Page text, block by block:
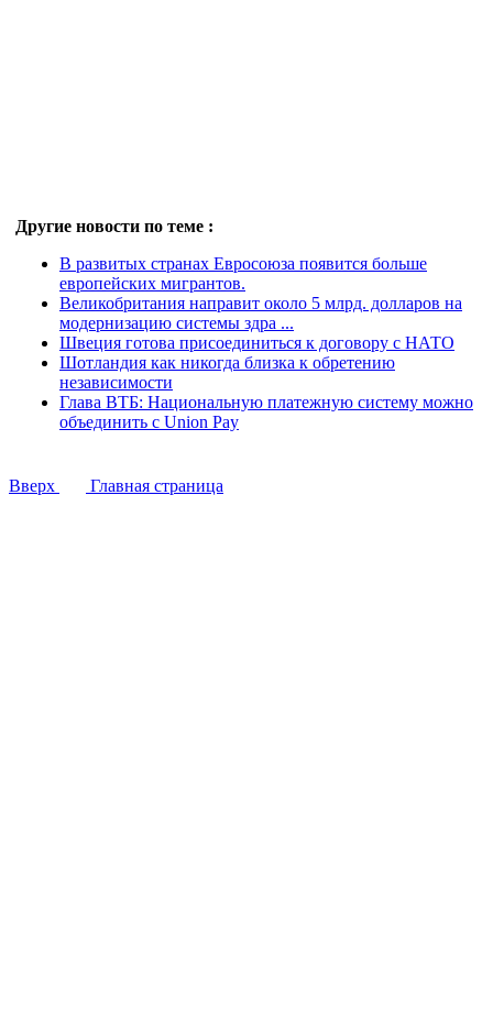
Другие новости по теме :
В развитых странах Евросоюза появится больше
европейских мигрантов.
Великобритания направит около 5 млрд. долларов на
модернизацию системы здра ...
Швеция готова присоединиться к договору с НАТО
Шотландия как никогда близка к обретению
независимости
Глава ВТБ: Национальную платежную систему можно
объединить с Union Pay
Вверх Главная страница